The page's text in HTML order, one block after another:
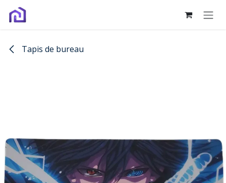
Se rendre au contenu
Tapis de bureau